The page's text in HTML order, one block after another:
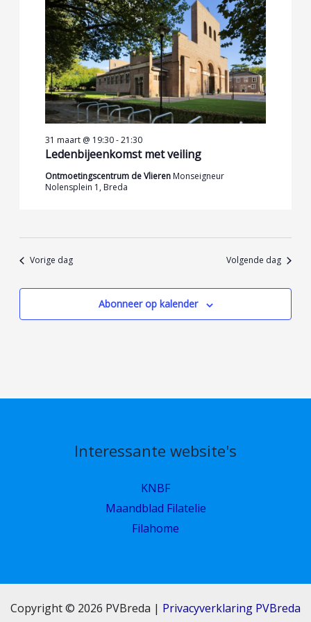
Ledenbijeenkomst met veiling
31 maart @ 19:30-21:30
Ontmoetingscentrum de Vlieren Monseigneur
Nolensplein 1, Breda
Vorige dag Volgende dag
Abonneer op kalender
Interessante website's
KNBF
Maandblad Filatelie
Filahome
Copyright © 2026 PVBreda | Privacyverklaring PVBreda